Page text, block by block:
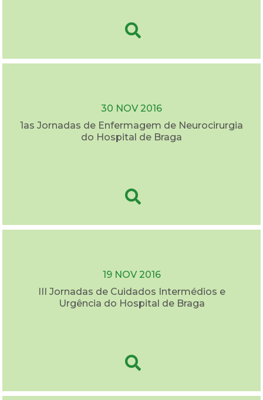
30 NOV 2016
1as Jornadas de Enfermagem de Neurocirurgia
do Hospital de Braga
19 NOV 2016
III Jornadas de Cuidados Intermédios e
Urgência do Hospital de Braga